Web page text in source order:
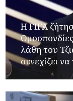
Η FIFA
λάθη του
συνεχίζει